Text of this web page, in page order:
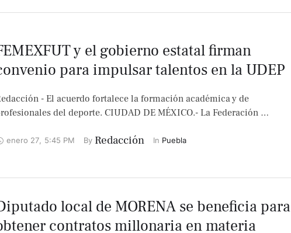
y el gobierno estatal firman
para impulsar talentos en la UDEP
- El acuerdo fortalece la formación académica y de
del deporte. CIUDAD DE MÉXICO.- La Federación …
enero 27, 5:45 PM By Redacción In Puebla
local de MORENA se beneficia para
contratos millonaria en materia